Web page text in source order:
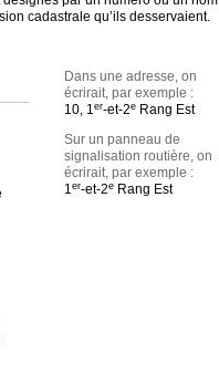
cadastrale qu’ils desservaient.
Dans une adresse, on
écrirait, par exemple :
10, 1er-et-2eRang Est
Sur un panneau de
signalisation routière, on
écrirait, par exemple :
1er-et-2eRang Est